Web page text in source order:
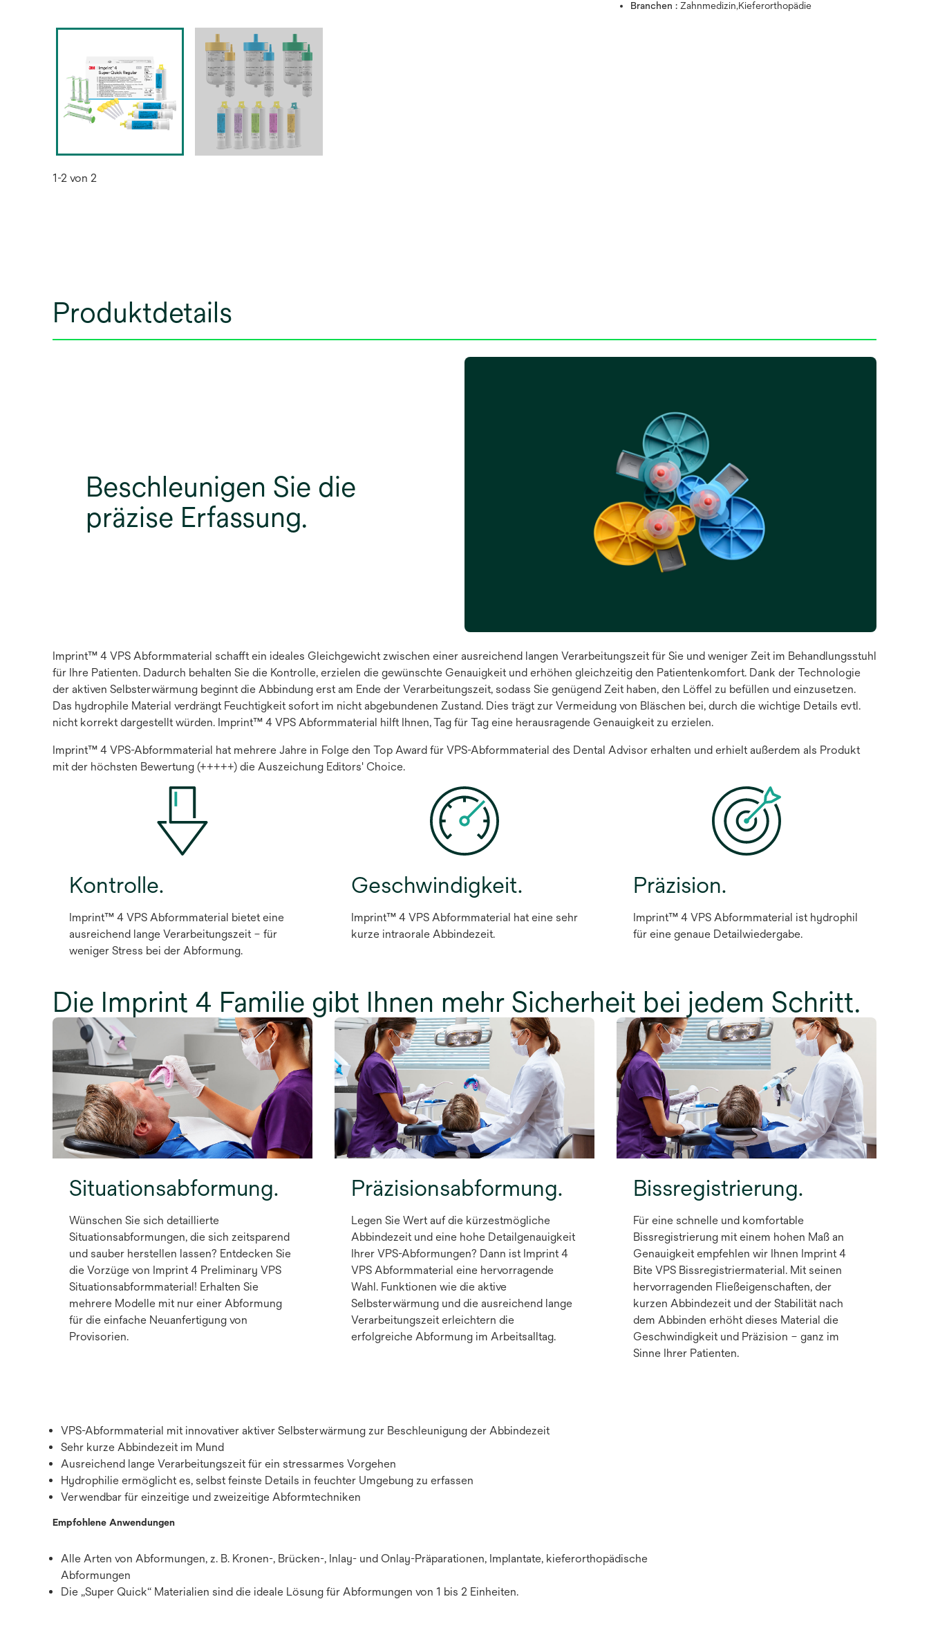
1-2 von 2
Branchen :Zahnmedizin,Kieferorthopädie
Produktdetails
Beschleunigen Sie die
präzise Erfassung.
Imprint™ 4 VPS Abformmaterial schafft ein ideales Gleichgewicht zwischen einer ausreichend langen Verarbeitungszeit für Sie und weniger Zeit im Behandlungsstuhl
für Ihre Patienten. Dadurch behalten Sie die Kontrolle, erzielen die gewünschte Genauigkeit und erhöhen gleichzeitig den Patientenkomfort. Dank der Technologie
der aktiven Selbsterwärmung beginnt die Abbindung erst am Ende der Verarbeitungszeit, sodass Sie genügend Zeit haben, den Löffel zu befüllen und einzusetzen.
Das hydrophile Material verdrängt Feuchtigkeit sofort im nicht abgebundenen Zustand. Dies trägt zur Vermeidung von Bläschen bei, durch die wichtige Details evtl.
nicht korrekt dargestellt würden. Imprint™ 4 VPS Abformmaterial hilft Ihnen, Tag für Tag eine herausragende Genauigkeit zu erzielen.
Imprint™ 4 VPS-Abformmaterial hat mehrere Jahre in Folge den Top Award für VPS-Abformmaterial des Dental Advisor erhalten und erhielt außerdem als Produkt
mit der höchsten Bewertung (+++++) die Auszeichung Editors' Choice.
Kontrolle.
Imprint™ 4 VPS Abformmaterial bietet eine
ausreichend lange Verarbeitungszeit – für
weniger Stress bei der Abformung.
Geschwindigkeit.
Imprint™ 4 VPS Abformmaterial hat eine sehr
kurze intraorale Abbindezeit.
Präzision.
Imprint™ 4 VPS Abformmaterial ist hydrophil
für eine genaue Detailwiedergabe.
Die Imprint 4 Familie gibt Ihnen mehr Sicherheit bei jedem Schritt.
Situationsabformung.
Wünschen Sie sich detaillierte
Situationsabformungen, die sich zeitsparend
und sauber herstellen lassen? Entdecken Sie
die Vorzüge von Imprint 4 Preliminary VPS
Situationsabformmaterial! Erhalten Sie
mehrere Modelle mit nur einer Abformung
für die einfache Neuanfertigung von
Provisorien.
Präzisionsabformung.
Legen Sie Wert auf die kürzestmögliche
Abbindezeit und eine hohe Detailgenauigkeit
Ihrer VPS-Abformungen? Dann ist Imprint 4
VPS Abformmaterial eine hervorragende
Wahl. Funktionen wie die aktive
Selbsterwärmung und die ausreichend lange
Verarbeitungszeit erleichtern die
erfolgreiche Abformung im Arbeitsalltag.
Bissregistrierung.
Für eine schnelle und komfortable
Bissregistrierung mit einem hohen Maß an
Genauigkeit empfehlen wir Ihnen Imprint 4
Bite VPS Bissregistriermaterial. Mit seinen
hervorragenden Fließeigenschaften, der
kurzen Abbindezeit und der Stabilität nach
dem Abbinden erhöht dieses Material die
Geschwindigkeit und Präzision – ganz im
Sinne Ihrer Patienten.
VPS-Abformmaterial mit innovativer aktiver Selbsterwärmung zur Beschleunigung der Abbindezeit
Sehr kurze Abbindezeit im Mund
Ausreichend lange Verarbeitungszeit für ein stressarmes Vorgehen
Hydrophilie ermöglicht es, selbst feinste Details in feuchter Umgebung zu erfassen
Verwendbar für einzeitige und zweizeitige Abformtechniken
Empfohlene Anwendungen
Alle Arten von Abformungen, z. B. Kronen-, Brücken-, Inlay- und Onlay-Präparationen, Implantate, kieferorthopädische
Abformungen
Die „Super Quick“ Materialien sind die ideale Lösung für Abformungen von 1 bis 2 Einheiten.